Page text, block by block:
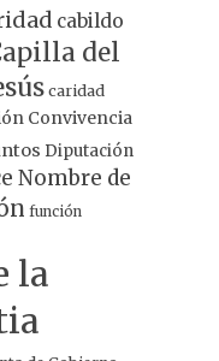
cabildo
del
caridad
Convivencia
Diputación
Nombre de
función
la